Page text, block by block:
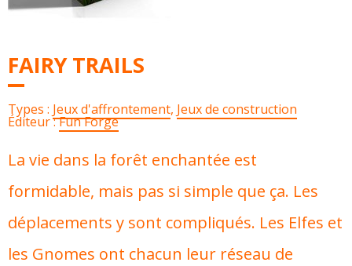
FAIRY TRAILS
Types : Jeux d'affrontement, Jeux de construction
Éditeur :Fun Forge
La vie dans la forêt enchantée est
formidable, mais pas si simple que ça. Les
déplacements y sont compliqués. Les Elfes et
les Gnomes ont chacun leur réseau de